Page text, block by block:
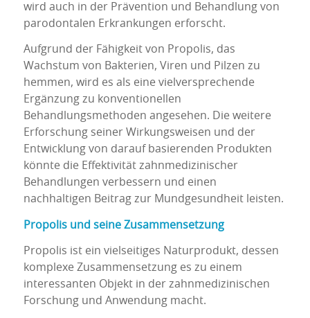
wird auch in der Prävention und Behandlung von
parodontalen Erkrankungen erforscht.
Aufgrund der Fähigkeit von Propolis, das
Wachstum von Bakterien, Viren und Pilzen zu
hemmen, wird es als eine vielversprechende
Ergänzung zu konventionellen
Behandlungsmethoden angesehen. Die weitere
Erforschung seiner Wirkungsweisen und der
Entwicklung von darauf basierenden Produkten
könnte die Effektivität zahnmedizinischer
Behandlungen verbessern und einen
nachhaltigen Beitrag zur Mundgesundheit leisten.
Propolis und seine Zusammensetzung
Propolis ist ein vielseitiges Naturprodukt, dessen
komplexe Zusammensetzung es zu einem
interessanten Objekt in der zahnmedizinischen
Forschung und Anwendung macht.